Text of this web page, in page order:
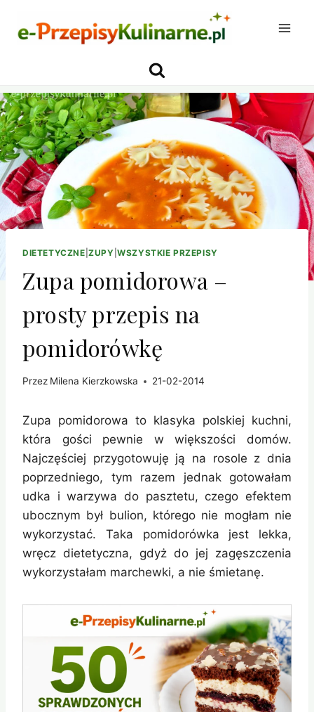
DIETETYCZNE |ZUPY |WSZYSTKIE PRZEPISY
Zupa pomidorowa –
prosty przepis na
pomidorówkę
Przez Milena Kierzkowska 21-02-2014
Zupa pomidorowa to klasyka polskiej kuchni,
która gości pewnie w większości domów.
Najczęściej przygotowuję ją na rosole z dnia
poprzedniego, tym razem jednak gotowałam
udka i warzywa do pasztetu, czego efektem
ubocznym był bulion, którego nie mogłam nie
wykorzystać. Taka pomidorówka jest lekka,
wręcz dietetyczna, gdyż do jej zagęszczenia
wykorzystałam marchewki, a nie śmietanę.